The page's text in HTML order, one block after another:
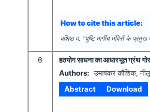
How to cite this article:
वशिष्ठ द. "पुष्टि मार्गीय मंदिरों के
6
हठयोग साधना का आधारभूत ग्रंथ
Authors: उमाषंकर कौशिक, नीलू
Abstract
Download